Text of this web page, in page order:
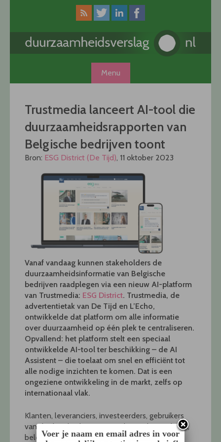
Menu
Trustmedia lanceert AI-tool die
duurzaamheidsrapporten van
Belgische bedrijven toont
Bron: ESG District (De Tijd), 11 oktober 2023
Vanaf vandaag kunnen stakeholders de
duurzaamheidsinformatie van Belgische
bedrijven raadplegen via een nieuw AI-platform
van Trustmedia: ESG District. Trustmedia, de
advertentietak van De Tijd en L’Echo,
ontwikkelde dat platform om alle informatie
over duurzaamheid op één plek te centraliseren.
Opvallend: het platform stelt een speciaal
ontwikkelde AI-tool ter beschikking – de AI
Assistent – die toelaat om snel en efficiënt tot
alle nodige inzichten te komen. Dat is een
ongeziene ontwikkeling in de markt, zelfs op
internationaal vlak.
Klanten, leveranciers, investeerders, gebruikers
van de door bedrijven geproduceerde goederen,
beleggers of werknemers: de
Voer je naam en email adres in voor